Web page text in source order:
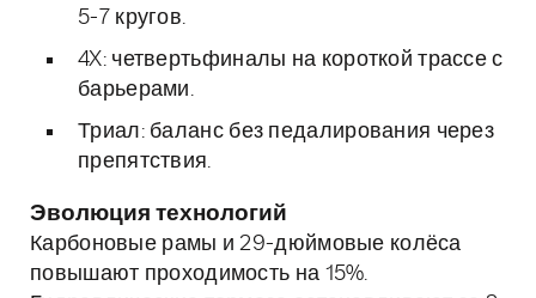
5-7 кругов.
4X: четвертьфиналы на короткой трассе с
барьерами.
Триал: баланс без педалирования через
препятствия.
Эволюция технологий
Карбоновые рамы и 29-дюймовые колёса
повышают проходимость на 15%.